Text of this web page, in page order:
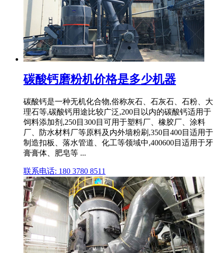
碳酸钙磨粉机价格是多少机器
碳酸钙是一种无机化合物,俗称灰石、石灰石、石粉、大
理石等,碳酸钙用途比较广泛,200目以内的碳酸钙适用于
饲料添加剂,250目300目可用于塑料厂、橡胶厂、涂料
厂、防水材料厂等原料及内外墙粉刷,350目400目适用于
制造扣板、落水管道、化工等领域中,400600目适用于牙
膏膏体、肥皂等 ...
联系电话: 180 3780 8511